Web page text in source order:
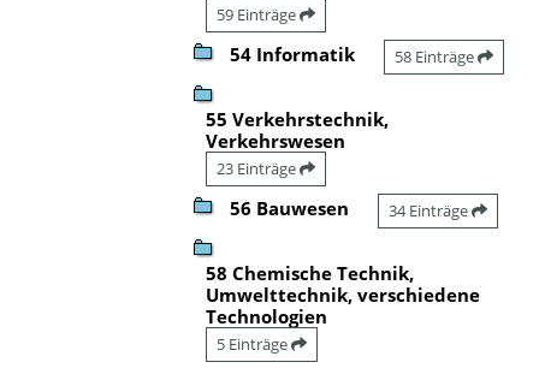
59 Einträge
54 Informatik 58 Einträge
55 Verkehrstechnik,
Verkehrswesen
23 Einträge
56 Bauwesen 34 Einträge
58 Chemische Technik,
Umwelttechnik, verschiedene
Technologien
5 Einträge